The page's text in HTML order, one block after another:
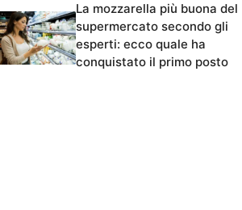
La mozzarella più buona del
supermercato secondo gli
esperti: ecco quale ha
conquistato il primo posto